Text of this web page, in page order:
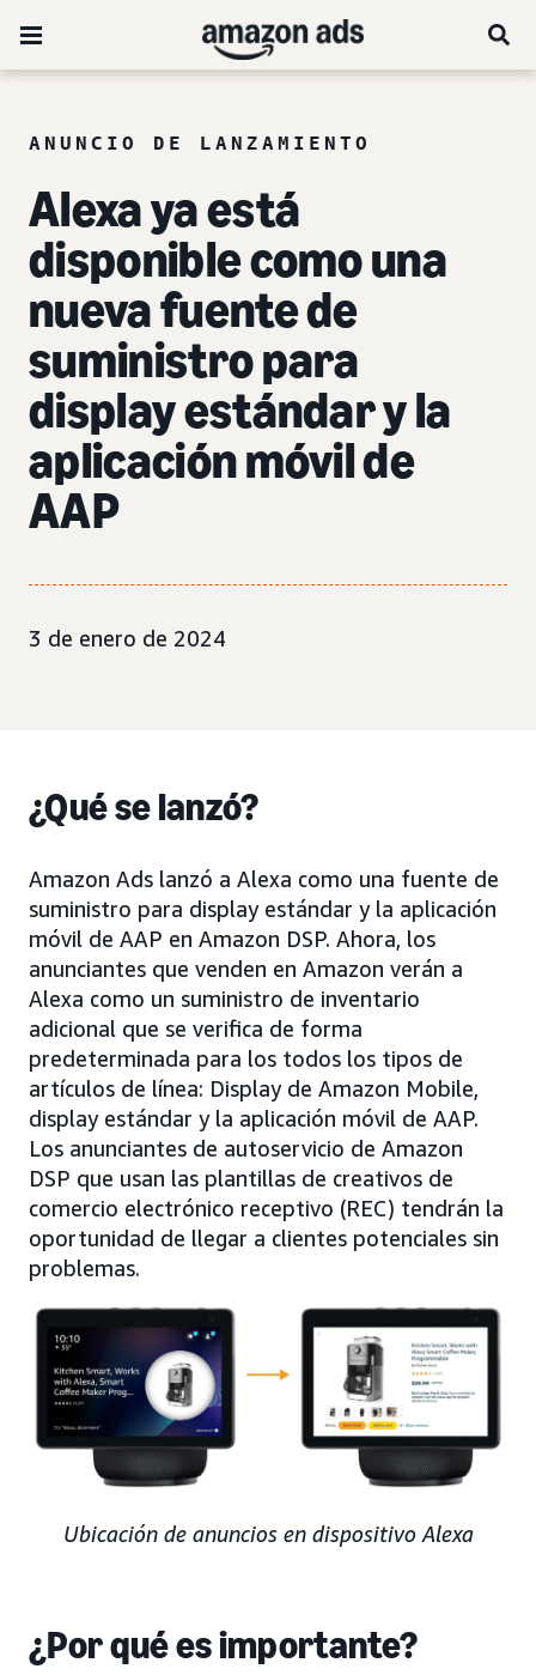
ANUNCIO DE LANZAMIENTO
Alexa ya está
disponible como una
nueva fuente de
suministro para
display estándar y la
aplicación móvil de
AAP
3 de enero de 2024
¿Qué se lanzó?
Amazon Ads lanzó a Alexa como una fuente de
suministro para display estándar y la aplicación
móvil de AAP en Amazon DSP. Ahora, los
anunciantes que venden en Amazon verán a
Alexa como un suministro de inventario
adicional que se verifica de forma
predeterminada para los todos los tipos de
artículos de línea: Display de Amazon Mobile,
display estándar y la aplicación móvil de AAP.
Los anunciantes de autoservicio de Amazon
DSP que usan las plantillas de creativos de
comercio electrónico receptivo (REC) tendrán la
oportunidad de llegar a clientes potenciales sin
problemas.
Ubicación de anuncios en dispositivo Alexa
¿Por qué es importante?